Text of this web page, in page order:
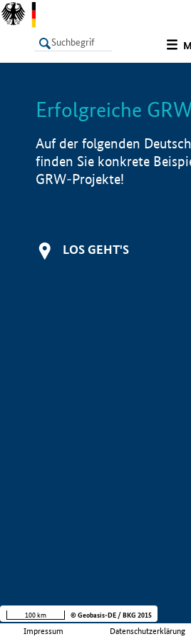
LISTE
Erfolgreiche
Auf der folgenden
finden Sie konkrete
GRW-Projekte!
LOS GEHT'S
Impressum Datenschutzerklärung
100 km © Geobasis-DE / BKG 2015